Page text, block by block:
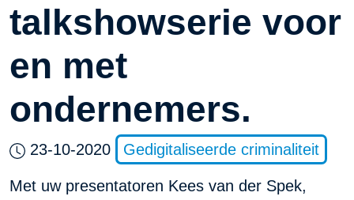
talkshowserie voor
en met
ondernemers.
23-10-2020 Gedigitaliseerde criminaliteit
Met uw presentatoren Kees van der Spek,